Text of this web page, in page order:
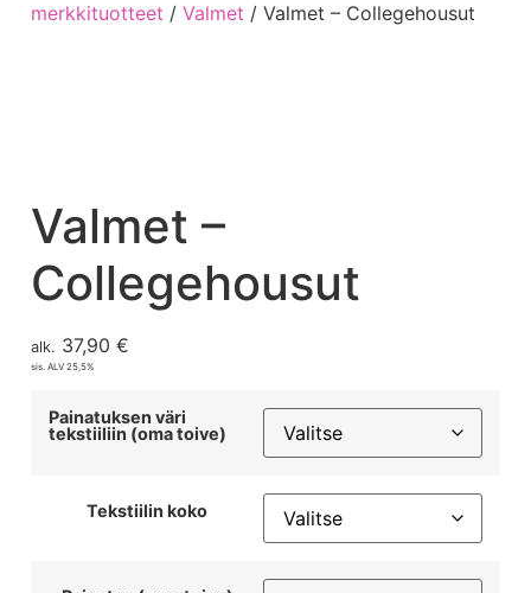
merkkituotteet / Valmet / Valmet – Collegehousut
Valmet –
Collegehousut
alk. 37,90 €
sis. ALV 25,5%
Painatuksen väri
tekstiiliin (oma toive)
Tekstiilin koko